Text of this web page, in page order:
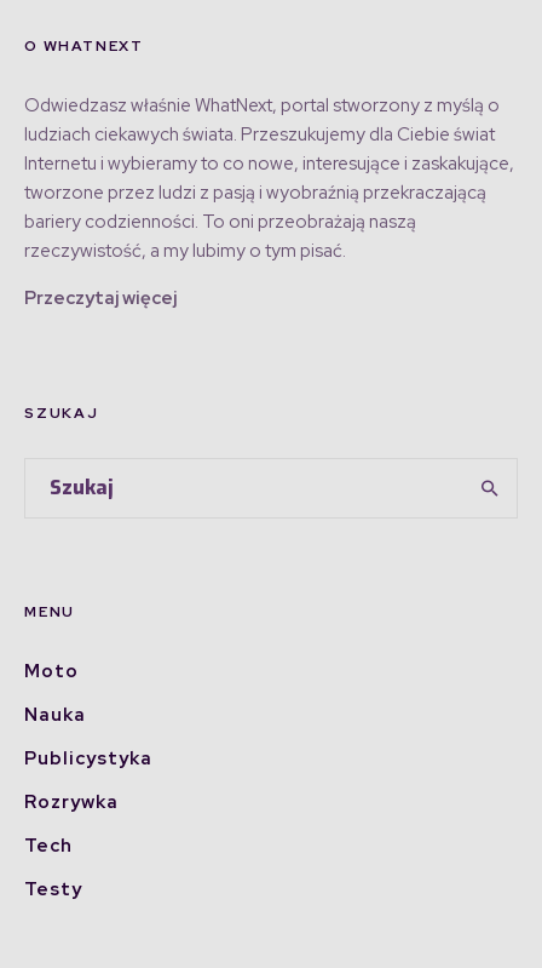
O WHATNEXT
Odwiedzasz właśnie WhatNext, portal stworzony z myślą o
ludziach ciekawych świata. Przeszukujemy dla Ciebie świat
Internetu i wybieramy to co nowe, interesujące i zaskakujące,
tworzone przez ludzi z pasją i wyobraźnią przekraczającą
bariery codzienności. To oni przeobrażają naszą
rzeczywistość, a my lubimy o tym pisać.
Przeczytaj więcej
SZUKAJ
MENU
Moto
Nauka
Publicystyka
Rozrywka
Tech
Testy